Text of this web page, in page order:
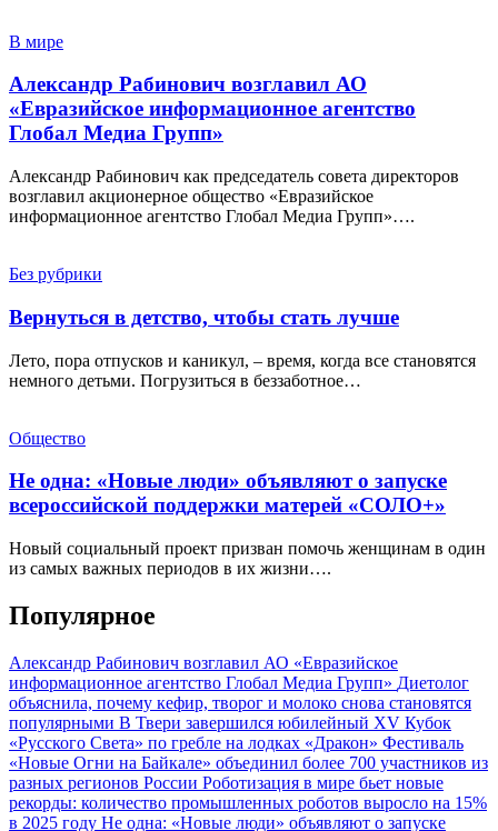
В мире
Александр Рабинович возглавил АО
«Евразийское информационное агентство
Глобал Медиа Групп»
Александр Рабинович как председатель совета директоров
возглавил акционерное общество «Евразийское
информационное агентство Глобал Медиа Групп»….
Без рубрики
Вернуться в детство, чтобы стать лучше
Лето, пора отпусков и каникул, – время, когда все становятся
немного детьми. Погрузиться в беззаботное…
Общество
Не одна: «Новые люди» объявляют о запуске
всероссийской поддержки матерей «СОЛО+»
Новый социальный проект призван помочь женщинам в один
из самых важных периодов в их жизни….
Популярное
Александр Рабинович возглавил АО «Евразийское
информационное агентство Глобал Медиа Групп» Диетолог
объяснила, почему кефир, творог и молоко снова становятся
популярными В Твери завершился юбилейный XV Кубок
«Русского Света» по гребле на лодках «Дракон» Фестиваль
«Новые Огни на Байкале» объединил более 700 участников из
разных регионов России Роботизация в мире бьет новые
рекорды: количество промышленных роботов выросло на 15%
в 2025 году Не одна: «Новые люди» объявляют о запуске